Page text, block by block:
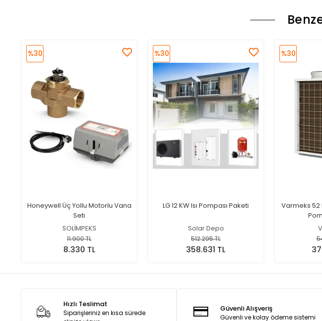
Honeywell Üç Yollu Motorlu Vana
Seti
SOLİMPEKS
%30
11.900 TL
8.330 TL
LG 12 KW Isı Pompası Paketi
Solar Depo
%30
512.295 TL
358.631 TL
Varmeks 52
%30
Hızlı Teslimat
Siparişleriniz en kısa sürede
Güvenli Alışveriş
Güvenli ve kolay ödeme sistemi